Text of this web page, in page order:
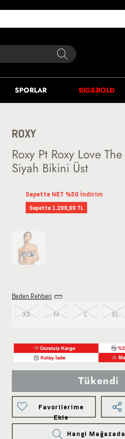
SPORLAR BIG&BOLD
ROXY
Roxy Pt Roxy Love
Siyah Bikini Üst
Sepette NET %50 İndirim
Sepette 1.299,99 TL
Beden Rehberi
XS M L XL
Tükendi
Favorilerime
Ekle
Hangi